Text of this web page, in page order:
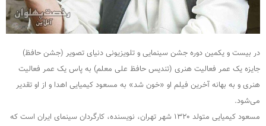
در بیست و یکمین دوره جشن سینمایی و تلویزیونی دنیای تصویر (جشن حافظ)
جایزه یک عمر فعالیت هنری (تندیس حافظ علی معلم) به پاس یک عمر فعالیت
هنری و به بهانه آخرین فیلم او «خون شد» به مسعود کیمیایی اهدا و از او تقدیر
می‌شود.
مسعود کیمیایی متولد ۱۳۲۰ شهر تهران، نویسنده، کارگردان سینمای ایران است که